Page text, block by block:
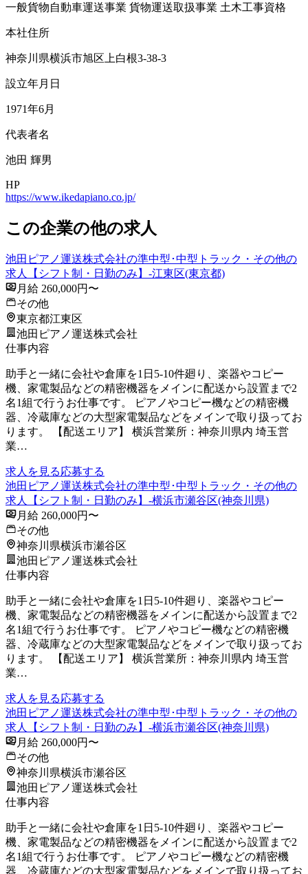
一般貨物自動車運送事業 貨物運送取扱事業 土木工事資格
本社住所
神奈川県横浜市旭区上白根3-38-3
設立年月日
1971年6月
代表者名
池田 輝男
HP
https://www.ikedapiano.co.jp/
この企業の他の求人
池田ピアノ運送株式会社の準中型･中型トラック・その他の
求人【シフト制・日勤のみ】-江東区(東京都)
月給 260,000円〜
その他
東京都江東区
池田ピアノ運送株式会社
仕事内容
助手と一緒に会社や倉庫を1日5-10件廻り、楽器やコピー
機、家電製品などの精密機器をメインに配送から設置まで2
名1組で行うお仕事です。 ピアノやコピー機などの精密機
器、冷蔵庫などの大型家電製品などをメインで取り扱ってお
ります。 【配送エリア】 横浜営業所：神奈川県内 埼玉営
業…
求人を見る応募する
池田ピアノ運送株式会社の準中型･中型トラック・その他の
求人【シフト制・日勤のみ】-横浜市瀬谷区(神奈川県)
月給 260,000円〜
その他
神奈川県横浜市瀬谷区
池田ピアノ運送株式会社
仕事内容
助手と一緒に会社や倉庫を1日5-10件廻り、楽器やコピー
機、家電製品などの精密機器をメインに配送から設置まで2
名1組で行うお仕事です。 ピアノやコピー機などの精密機
器、冷蔵庫などの大型家電製品などをメインで取り扱ってお
ります。 【配送エリア】 横浜営業所：神奈川県内 埼玉営
業…
求人を見る応募する
池田ピアノ運送株式会社の準中型･中型トラック・その他の
求人【シフト制・日勤のみ】-横浜市瀬谷区(神奈川県)
月給 260,000円〜
その他
神奈川県横浜市瀬谷区
池田ピアノ運送株式会社
仕事内容
助手と一緒に会社や倉庫を1日5-10件廻り、楽器やコピー
機、家電製品などの精密機器をメインに配送から設置まで2
名1組で行うお仕事です。 ピアノやコピー機などの精密機
器、冷蔵庫などの大型家電製品などをメインで取り扱ってお